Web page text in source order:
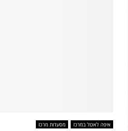
איפה לאכול במרכז מסעדות מרכז